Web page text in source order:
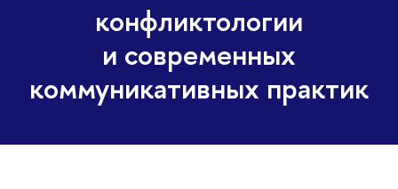
конфликтологии
и современных
коммуникативных практик